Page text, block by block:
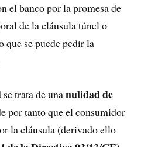
el banco por la promesa de
de la cláusula túnel o
se puede pedir la
trata de unanulidad de
por tanto que el consumidor
la cláusula (derivado ello